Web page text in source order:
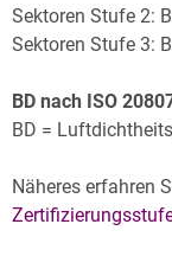
Archiv
Sektoren Stufe 2:
Sektoren Stufe 3:
BD nach ISO
BD =
Näheres erfahren